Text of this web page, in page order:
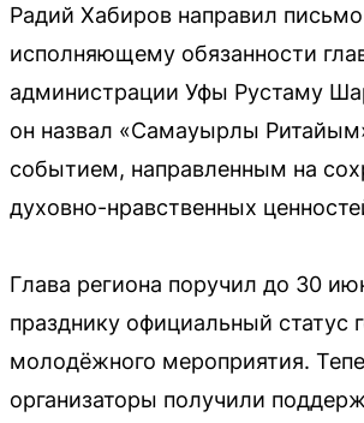
Радий Хабиров направил письмо
исполняющему обязанности
администрации Уфы Рустаму
он назвал «Самауырлы
событием, направленным на
духовно-нравственных
Глава региона поручил до 30
празднику официальный статус
молодёжного мероприятия.
организаторы получили